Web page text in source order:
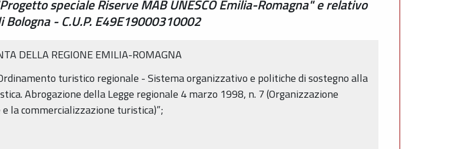
speciale Riserve MAB UNESCO Emilia-Romagna" e relativo
- C.U.P. E49E19000310002
DELLA REGIONE EMILIA-ROMAGNA
turistico regionale - Sistema organizzativo e politiche di sostegno alla
Abrogazione della Legge regionale 4 marzo 1998, n. 7 (Organizzazione
la commercializzazione turistica)”;